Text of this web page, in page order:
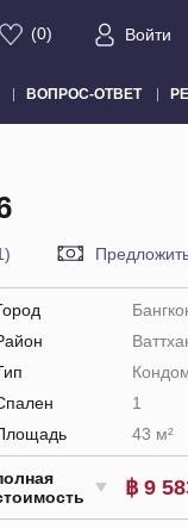
(0) Войти
ВОПРОС-ОТВЕТ
1
43 м²
฿ 9